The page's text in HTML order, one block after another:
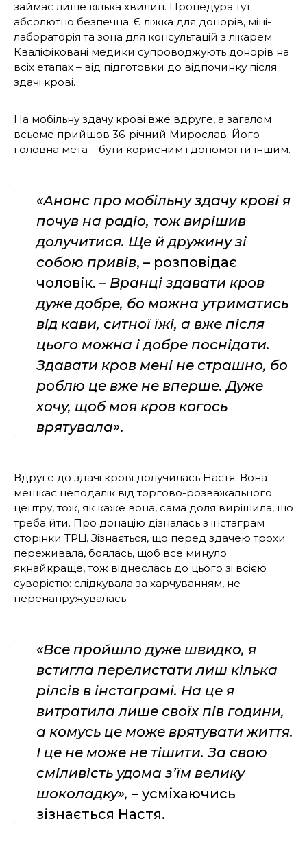
займає лише кілька хвилин. Процедура тут
абсолютно безпечна. Є ліжка для донорів, міні-
лабораторія та зона для консультацій з лікарем.
Кваліфіковані медики супроводжують донорів на
всіх етапах – від підготовки до відпочинку після
здачі крові.
На мобільну здачу крові вже вдруге, а загалом
всьоме прийшов 36-річний Мирослав. Його
головна мета – бути корисним і допомогти іншим.
«Анонс про мобільну здачу крові я
почув на радіо, тож вирішив
долучитися. Ще й дружину зі
собою привів, – розповідає
чоловік. – Вранці здавати кров
дуже добре, бо можна утриматись
від кави, ситної їжі, а вже після
цього можна і добре поснідати.
Здавати кров мені не страшно, бо
роблю це вже не вперше. Дуже
хочу, щоб моя кров когось
врятувала».
Вдруге до здачі крові долучилась Настя. Вона
мешкає неподалік від торгово-розважального
центру, тож, як каже вона, сама доля вирішила, що
треба йти. Про донацію дізналась з інстаграм
сторінки ТРЦ. Зізнається, що перед здачею трохи
переживала, боялась, щоб все минуло
якнайкраще, тож віднеслась до цього зі всією
суворістю: слідкувала за харчуванням, не
перенапружувалась.
«Все пройшло дуже швидко, я
встигла перелистати лиш кілька
рілсів в інстаграмі. На це я
витратила лише своїх пів години,
а комусь це може врятувати життя.
І це не може не тішити. За свою
сміливість удома з’їм велику
шоколадку», – усміхаючись
зізнається Настя.